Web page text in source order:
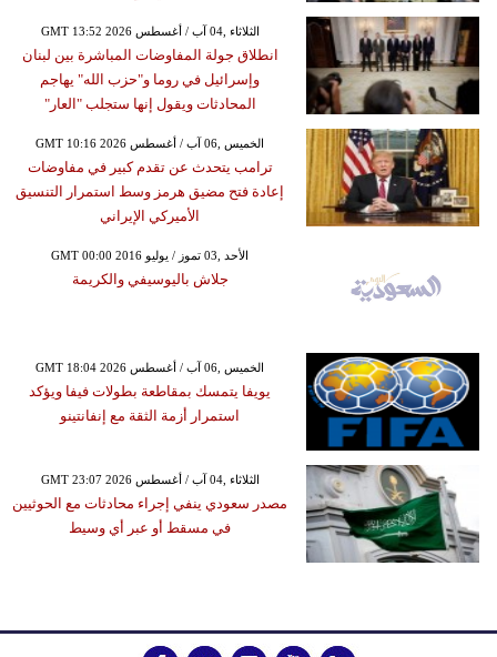
GMT 13:52 2026 الثلاثاء ,04 آب / أغسطس
انطلاق جولة المفاوضات المباشرة بين لبنان
وإسرائيل في روما و"حزب الله" يهاجم
المحادثات ويقول إنها ستجلب "العار"
GMT 10:16 2026 الخميس ,06 آب / أغسطس
ترامب يتحدث عن تقدم كبير في مفاوضات
إعادة فتح مضيق هرمز وسط استمرار التنسيق
الأميركي الإيراني
GMT 00:00 2016 الأحد ,03 تموز / يوليو
جلاش باليوسيفي والكريمة
GMT 18:04 2026 الخميس ,06 آب / أغسطس
يويفا يتمسك بمقاطعة بطولات فيفا ويؤكد
استمرار أزمة الثقة مع إنفانتينو
GMT 23:07 2026 الثلاثاء ,04 آب / أغسطس
مصدر سعودي ينفي إجراء محادثات مع الحوثيين
في مسقط أو عبر أي وسيط